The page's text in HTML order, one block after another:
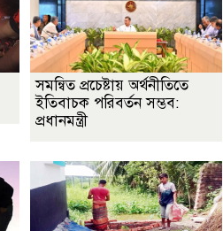
সমন্বিত প্রচেষ্টায় অর্থনীতিতে
ইতিবাচক পরিবর্তন সম্ভব:
প্রধানমন্ত্রী